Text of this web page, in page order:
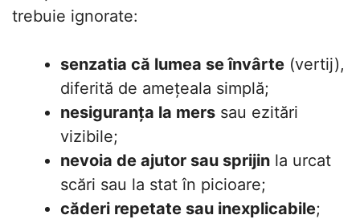
trebuie ignorate:
senzatia că lumea se învârte (vertij),
diferită de amețeala simplă;
nesiguranța la mers sau ezitări
vizibile;
nevoia de ajutor sau sprijin la urcat
scări sau la stat în picioare;
căderi repetate sau inexplicabile;